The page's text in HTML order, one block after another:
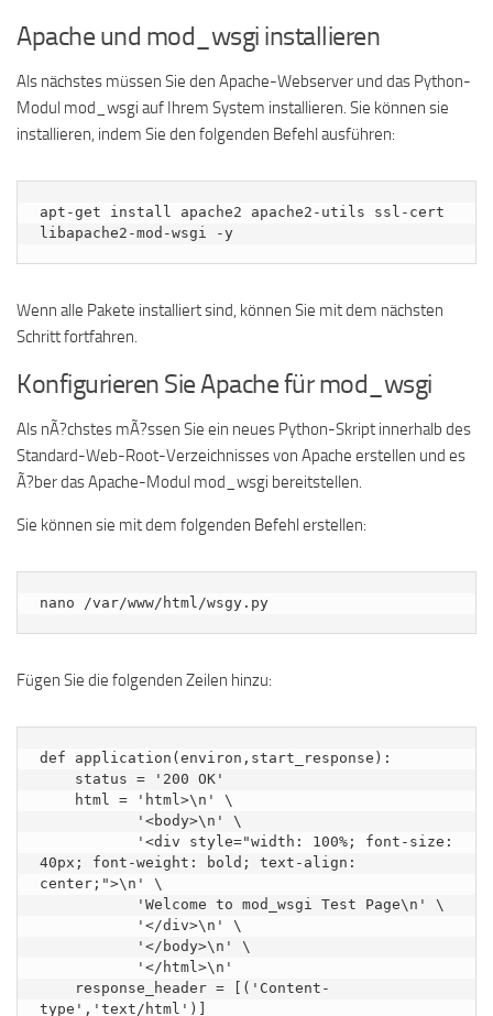
Apache und mod_wsgi installieren
Als nächstes müssen Sie den Apache-Webserver und das Python-
Modul mod_wsgi auf Ihrem System installieren. Sie können sie
installieren, indem Sie den folgenden Befehl ausführen:
apt-get install apache2 apache2-utils ssl-cert
libapache2-mod-wsgi -y
Wenn alle Pakete installiert sind, können Sie mit dem nächsten
Schritt fortfahren.
Konfigurieren Sie Apache für mod_wsgi
Als nÃ?chstes mÃ?ssen Sie ein neues Python-Skript innerhalb des
Standard-Web-Root-Verzeichnisses von Apache erstellen und es
Ã?ber das Apache-Modul mod_wsgi bereitstellen.
Sie können sie mit dem folgenden Befehl erstellen:
nano /var/www/html/wsgy.py
Fügen Sie die folgenden Zeilen hinzu:
def application(environ,start_response):
40px; font-weight: bold; text-align:
center;">\n' \
type','text/html')]